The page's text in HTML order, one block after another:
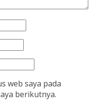
web saya pada
berikutnya.